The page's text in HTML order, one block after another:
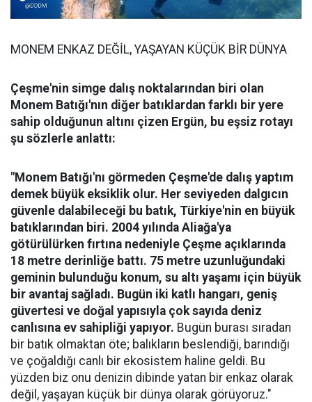
MONEM ENKAZ DEĞİL, YAŞAYAN KÜÇÜK BİR DÜNYA
Çeşme'nin simge dalış noktalarından biri olan
Monem Batığı'nın diğer batıklardan farklı bir yere
sahip olduğunun altını çizen Ergün, bu eşsiz rotayı
şu sözlerle anlattı:
"Monem Batığı'nı görmeden Çeşme'de dalış yaptım
demek büyük eksiklik olur. Her seviyeden dalgıcın
güvenle dalabileceği bu batık, Türkiye'nin en büyük
batıklarından biri. 2004 yılında Aliağa'ya
götürülürken fırtına nedeniyle Çeşme açıklarında
18 metre derinliğe battı. 75 metre uzunluğundaki
geminin bulunduğu konum, su altı yaşamı için büyük
bir avantaj sağladı. Bugün iki katlı hangarı, geniş
güvertesi ve doğal yapısıyla çok sayıda deniz
canlısına ev sahipliği yapıyor. Bugün burası sıradan
bir batık olmaktan öte; balıkların beslendiği, barındığı
ve çoğaldığı canlı bir ekosistem haline geldi. Bu
yüzden biz onu denizin dibinde yatan bir enkaz olarak
değil, yaşayan küçük bir dünya olarak görüyoruz."